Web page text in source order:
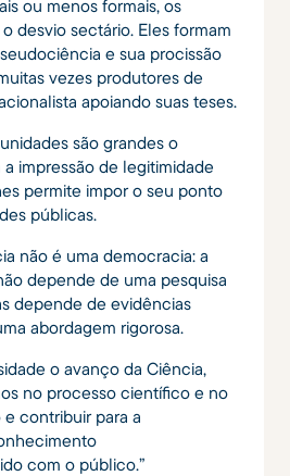
ou menos formais, os
desvio sectário. Eles formam
e sua procissão
vezes produtores de
apoiando suas teses.
são grandes o
impressão de legitimidade
permite impor o seu ponto
públicas.
não é uma democracia: a
depende de uma pesquisa
depende de evidências
abordagem rigorosa.
o avanço da Ciência,
no processo científico e no
contribuir para a
com o público.”